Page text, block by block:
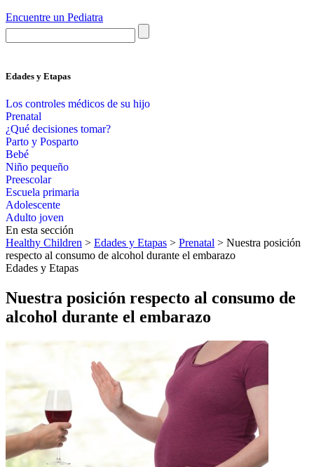
Encuentre un Pediatra
Edades y Etapas
Los controles médicos de su hijo
Prenatal
¿Qué decisiones tomar?
Parto y Posparto
Bebé
Niño pequeño
Preescolar
Escuela primaria
Adolescente
Adulto joven
En esta sección
Healthy Children > Edades y Etapas > Prenatal > Nuestra posición
respecto al consumo de alcohol durante el embarazo
Edades y Etapas
Nuestra posición respecto al consumo de
alcohol durante el embarazo